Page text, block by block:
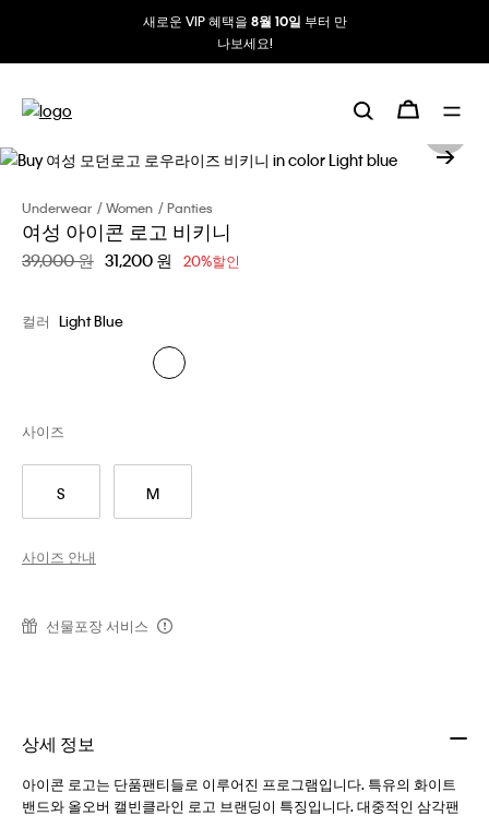
새로운 VIP 혜택을 8월 10일 부터 만
나보세요!
Underwear Women Panties
여성 아이콘 로고 비키니
할인 전 가격
39,000 원 할인된 가격
31,200 원 20%할인
컬러 Light Blue
S M
사이즈
사이즈 안내
선물포장 서비스
상세 정보
아이콘 로고는 단품팬티들로 이루어진 프로그램입니다. 특유의 화이트
밴드와 올오버 캘빈클라인 로고 브랜딩이 특징입니다. 대중적인 삼각팬